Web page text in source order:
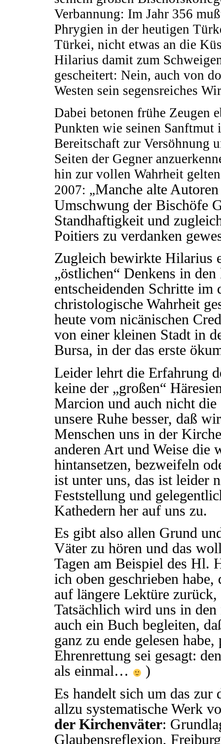
Verbannung: Im Jahr 356
Phrygien in der heutigen
Türkei, nicht etwas an die
Hilarius damit zum
gescheitert: Nein, auch von
Westen sein segensreiches
Dabei betonen frühe Zeugen
Punkten wie seinen Sanftmut
Bereitschaft zur Versöhnung
Seiten der Gegner
hin zur vollen Wahrheit
2007: „Manche alte
Umschwung der Bischöfe
Standhaftigkeit und
Poitiers zu verdanken
Zugleich bewirkte Hilarius
„östlichen“ Denkens in
entscheidenden Schritte
christologische Wahrheit
heute vom nicänischen
von einer kleinen Stadt in
Bursa, in der das erste
Leider lehrt die Erfahrung
keine der „großen“
Marcion und auch nicht
unsere Ruhe besser, daß
Menschen uns in der
anderen Art und Weise die
hintansetzen, bezweifeln
ist unter uns, das ist leider
Feststellung und
Kathedern her auf uns zu.
Es gibt also allen Grund
Väter zu hören und das
Tagen am Beispiel des Hl.
ich oben geschrieben
auf längere Lektüre
Tatsächlich wird uns in
auch ein Buch begleiten,
ganz zu ende gelesen
Ehrenrettung sei gesagt:
als einmal…
)
Es handelt sich um das
allzu systematische Werk
der Kirchenväter:
Glaubensreflexion,